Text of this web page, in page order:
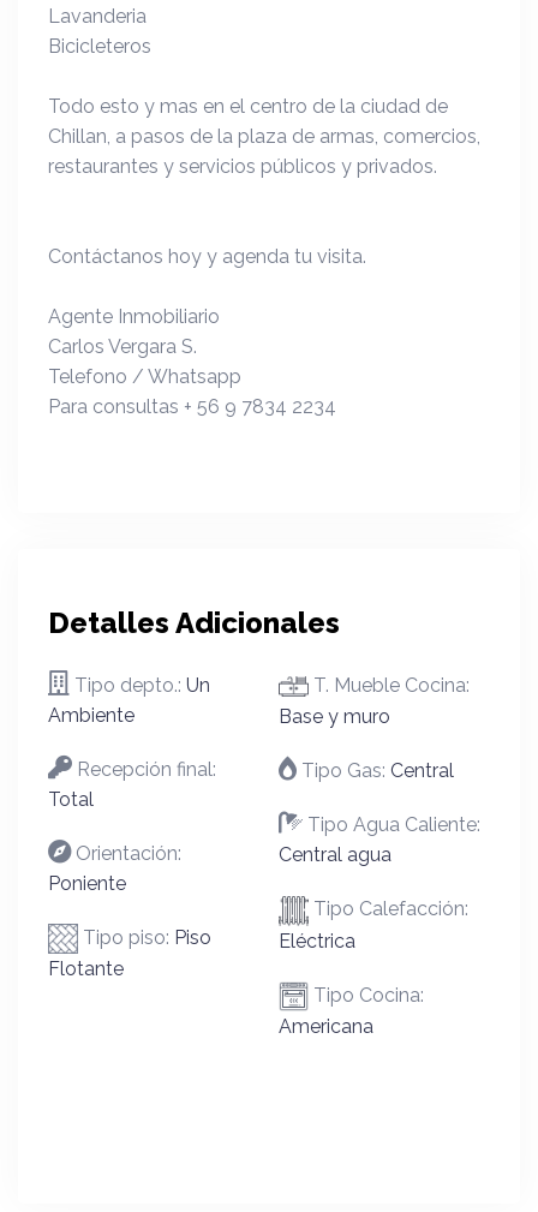
Lavanderia
Bicicleteros
Todo esto y mas en el centro de la ciudad de
Chillan, a pasos de la plaza de armas, comercios,
restaurantes y servicios públicos y privados.
Contáctanos hoy y agenda tu visita.
Agente Inmobiliario
Carlos Vergara S.
Telefono / Whatsapp
Para consultas + 56 9 7834 2234
Detalles Adicionales
Tipo depto.: Un
Ambiente
Recepción final:
Total
Orientación:
Poniente
Tipo piso: Piso
Flotante
T. Mueble Cocina:
Base y muro
Tipo Gas: Central
Tipo Agua Caliente:
Central agua
Tipo Calefacción:
Eléctrica
Tipo Cocina:
Americana